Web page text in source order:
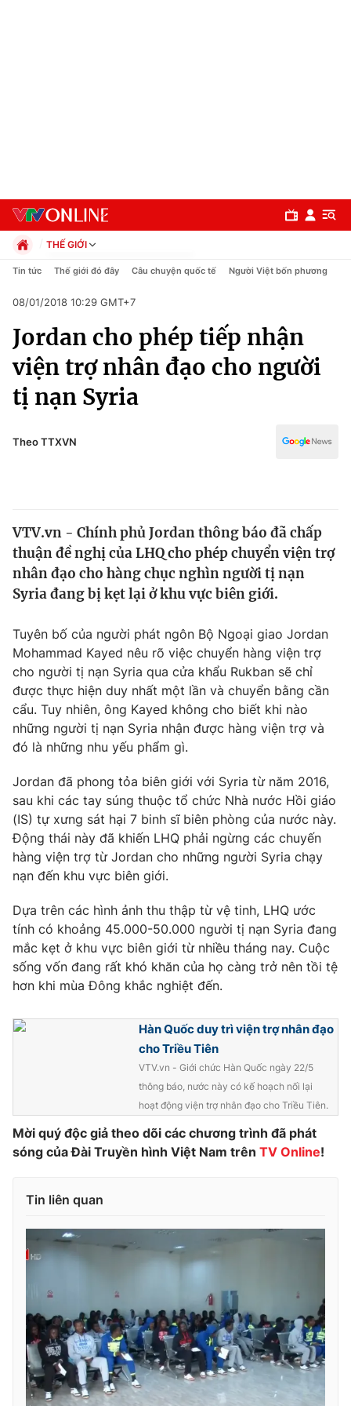
Chuyên mục
Chính trị
Xã hội
Pháp luật
Thế giới
Tin tức
Thế giới đó đây
Câu chuyện quốc tế
Kinh tế
Thị trường
Góc doanh nghiệp
Dữ liệu và đời sống
Truyền hình
Phim VTV
Hậu trường
Khán giả
Giải sao mai
Giải trí
Điện ảnh
Âm nhạc
Sao
Du lịch
Làm đẹp
Chất lượng cuộc sống
Giáo dục
Tuyển sinh
Học trực tuyến
Công nghệ
Sản phẩm
Thị trường
Tư vấn
Giao lưu trực tuyến
Lịch phát sóng
Emagazine Podcast
Infographic
Video Shorts video
Thị trường 24h Tấm lòng Việt
Vươn mình bằng AI
VTV9 VTV8
Liên hệ tòa soạn English
THẾ GIỚI
Chính trị
Pháp luật
Kinh tế
Thể thao
Truyền hình
Văn hóa - Giải trí
Y tế
Tin tức Thế giới đó đây Câu chuyện quốc tế Người Việt bốn phương
08/01/2018 10:29 GMT+7
Jordan cho phép tiếp nhận
viện trợ nhân đạo cho người
tị nạn Syria
Theo TTXVN
VTV.vn - Chính phủ Jordan thông báo đã chấp
thuận đề nghị của LHQ cho phép chuyển viện trợ
nhân đạo cho hàng chục nghìn người tị nạn
Syria đang bị kẹt lại ở khu vực biên giới.
Tuyên bố của người phát ngôn Bộ Ngoại giao Jordan
Mohammad Kayed nêu rõ việc chuyển hàng viện trợ
cho người tị nạn Syria qua cửa khẩu Rukban sẽ chỉ
được thực hiện duy nhất một lần và chuyển bằng cần
cẩu. Tuy nhiên, ông Kayed không cho biết khi nào
những người tị nạn Syria nhận được hàng viện trợ và
đó là những nhu yếu phẩm gì.
Jordan đã phong tỏa biên giới với Syria từ năm 2016,
sau khi các tay súng thuộc tổ chức Nhà nước Hồi giáo
(IS) tự xưng sát hại 7 binh sĩ biên phòng của nước này.
Động thái này đã khiến LHQ phải ngừng các chuyến
hàng viện trợ từ Jordan cho những người Syria chạy
nạn đến khu vực biên giới.
Dựa trên các hình ảnh thu thập từ vệ tinh, LHQ ước
tính có khoảng 45.000-50.000 người tị nạn Syria đang
mắc kẹt ở khu vực biên giới từ nhiều tháng nay. Cuộc
sống vốn đang rất khó khăn của họ càng trở nên tồi tệ
hơn khi mùa Đông khắc nghiệt đến.
Hàn Quốc duy trì viện trợ nhân đạo
cho Triều Tiên
VTV.vn - Giới chức Hàn Quốc ngày 22/5
thông báo, nước này có kế hoạch nối lại
hoạt động viện trợ nhân đạo cho Triều Tiên.
Mời quý độc giả theo dõi các chương trình đã phát
sóng của Đài Truyền hình Việt Nam trên TV Online!
Tin liên quan